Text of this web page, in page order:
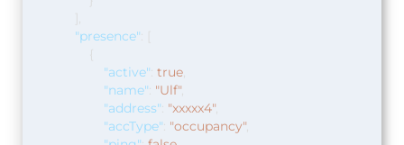
],
"presence":
{
"active": true,
"name": "Ulf",
"address": "xxxxx4",
"accType": "occupancy",